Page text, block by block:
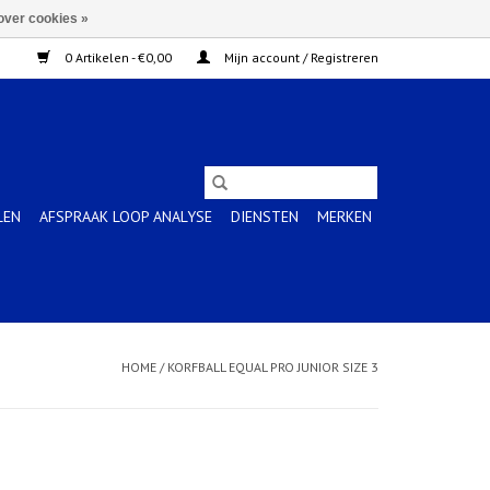
0 Artikelen - €0,00 Mijn account / Registreren
AFSPRAAK LOOP ANALYSE DIENSTEN MERKEN
HOME / KORFBALL EQUAL PRO JUNIOR SIZE 3
cookies »